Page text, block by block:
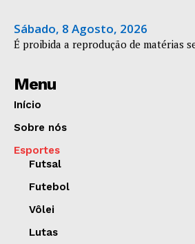
Sábado, 8 Agosto, 2026
É proibida a reprodução de matérias
Menu
Início
Sobre nós
Esportes
Futsal
Futebol
Vôlei
Lutas